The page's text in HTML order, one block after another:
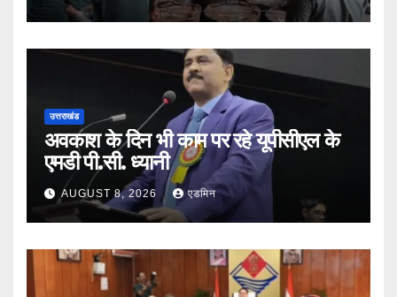
उत्तराखंड
अवकाश के दिन भी काम पर रहे यूपीसीएल के
एमडी पी.सी. ध्यानी
AUGUST 8, 2026 एडमिन